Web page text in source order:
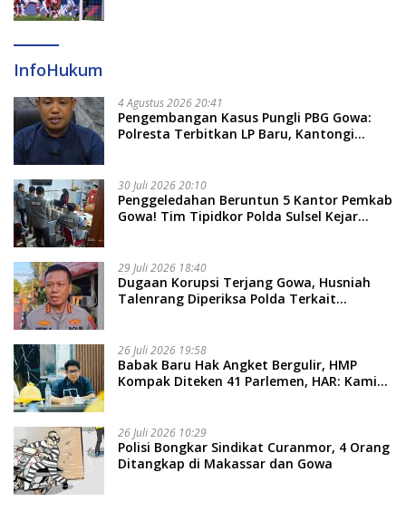
InfoHukum
4 Agustus 2026 20:41
Pengembangan Kasus Pungli PBG Gowa:
Polresta Terbitkan LP Baru, Kantongi
30 Juli 2026 20:10
Penggeledahan Beruntun 5 Kantor Pemkab
Gowa! Tim Tipidkor Polda Sulsel Kejar
29 Juli 2026 18:40
Dugaan Korupsi Terjang Gowa, Husniah
Talenrang Diperiksa Polda Terkait
26 Juli 2026 19:58
​Babak Baru Hak Angket Bergulir, HMP
Kompak Diteken 41 Parlemen, HAR: Kami
26 Juli 2026 10:29
Polisi Bongkar Sindikat Curanmor, 4 Orang
Ditangkap di Makassar dan Gowa